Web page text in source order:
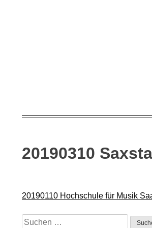
20190310
Beitragsnavigation
20190110 Hochschule für Musik
Suchen